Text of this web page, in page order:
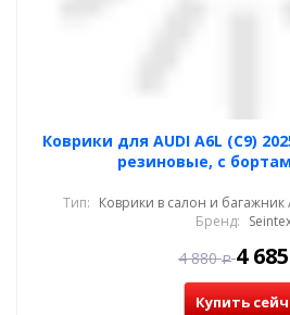
Коврики для AUDI A6L (C9)
резиновые, с
Тип: Коврики в салон и
Бренд:
4 880 Р 4 685
Купить